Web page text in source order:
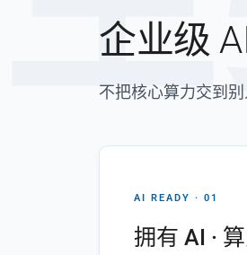
企业级
不把核心算力交到
AI READY · 01
拥有 AI ·